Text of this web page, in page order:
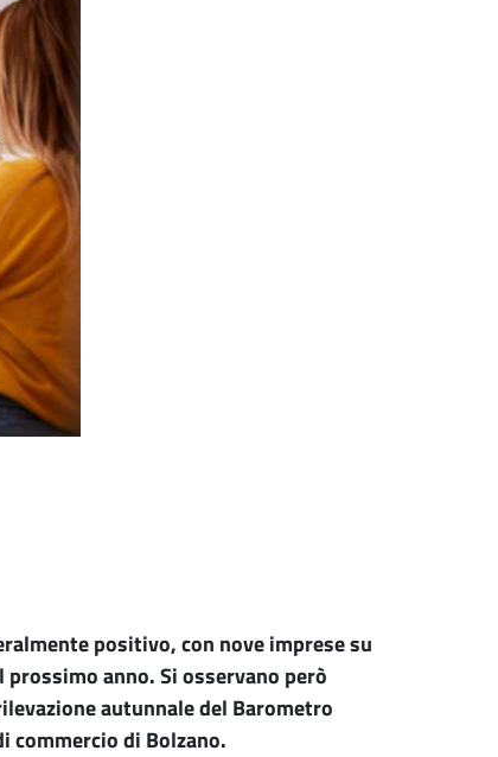
positivo, con nove imprese su
anno. Si osservano però
autunnale del Barometro
commercio di Bolzano.